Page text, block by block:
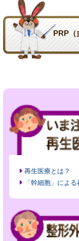
再生医療とは？
「幹細胞」によ
PRP